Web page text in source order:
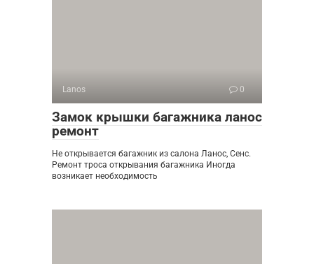
Lanos 0
Замок крышки багажника ланос
ремонт
Не открывается багажник из салона Ланос, Сенс.
Ремонт троса открывания багажника Иногда
возникает необходимость